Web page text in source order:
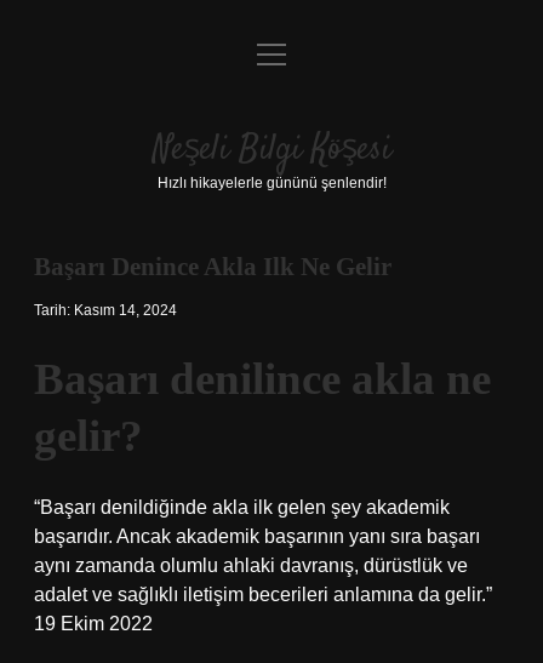
Anasayfa
Yasal Uyarı
menüyü
Neşeli Bilgi Köşesi
Hızlı hikayelerle gününü şenlendir!
Başarı Denince Akla Ilk Ne Gelir
Tarih: Kasım 14, 2024
Başarı denilince akla ne
gelir?
“Başarı denildiğinde akla ilk gelen şey akademik
başarıdır. Ancak akademik başarının yanı sıra başarı
aynı zamanda olumlu ahlaki davranış, dürüstlük ve
adalet ve sağlıklı iletişim becerileri anlamına da gelir.”
19 Ekim 2022